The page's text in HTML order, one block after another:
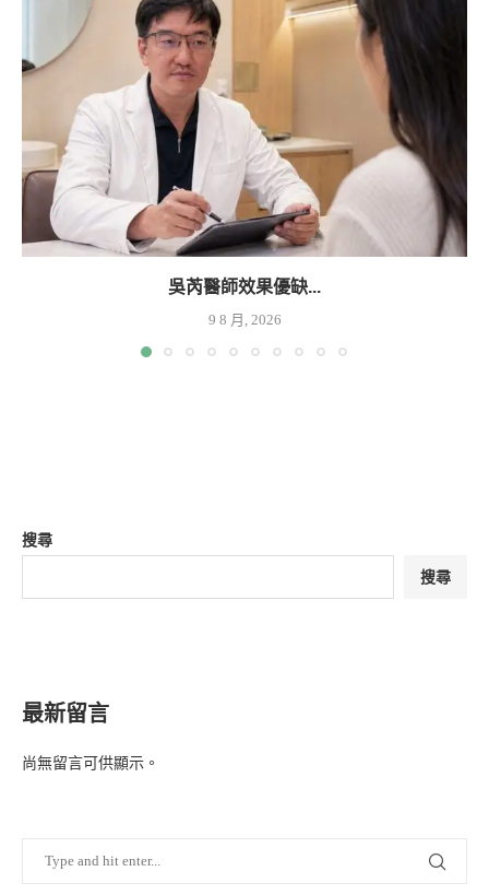
吳芮醫師效果優缺...
9 8 月, 2026
搜尋
搜尋
最新留言
尚無留言可供顯示。